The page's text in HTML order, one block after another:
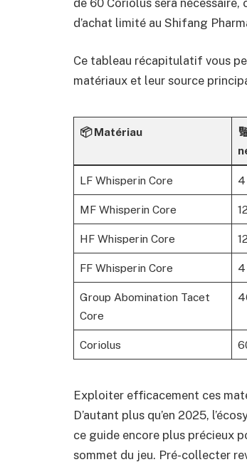
d’achat limité au Shifang
Ce tableau récapitulatif vous
matériaux et leur source
📦 Matériau
LF Whisperin Core 4
MF Whisperin Core 12
HF Whisperin Core 12
FF Whisperin Core 4
Group Abomination Tacet
Core
Coriolus
Exploiter efficacement ces
D’autant plus qu’en 2025,
ce guide encore plus précieux
sommet du jeu. Pré-collecter